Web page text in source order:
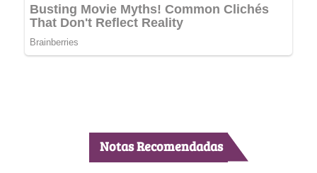
Notas Recomendadas